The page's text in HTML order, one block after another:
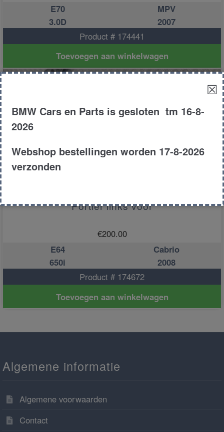
E70
MPV
3.0D
2007
Product # 174441
Toevoegen aan winkelwagen
Portier links voor
€200.00
E64
Cabrio
650i
2008
Product # 174672
Toevoegen aan winkelwagen
Algemene informatie
Algemene voorwaarden
Contact
☒
BMW Cars en Parts is gesloten tm 16-8-
2026
Webshop bestellingen worden 17-8-2026
verzonden